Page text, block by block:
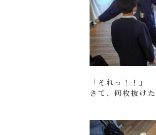
「それっ！！」
さて、何枚抜け